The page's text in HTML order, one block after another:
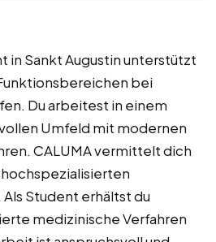
in Sankt Augustin unterstützt
bei
Du arbeitest in einem
Umfeld mit modernen
CALUMA vermittelt dich
Student erhältst du
medizinische Verfahren